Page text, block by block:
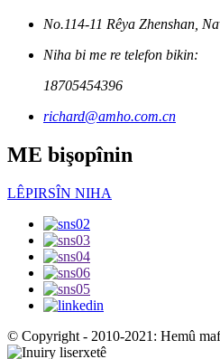
No.114-11 Rêya Zhenshan,
Niha bi me re telefon bikin:
18705454396
richard@amho.com.cn
ME bişopînin
LÊPIRSÎN NIHA
© Copyright - 2010-2021: Hemû